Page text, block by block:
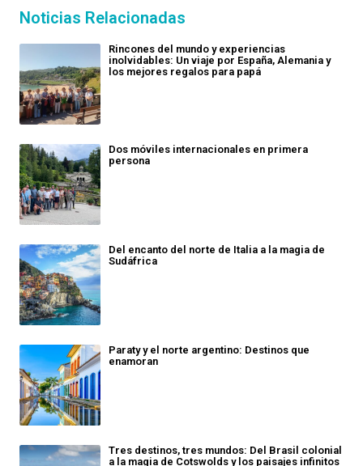
Noticias Relacionadas
Rincones del mundo y experiencias
inolvidables: Un viaje por España, Alemania y
los mejores regalos para papá
Dos móviles internacionales en primera
persona
Del encanto del norte de Italia a la magia de
Sudáfrica
Paraty y el norte argentino: Destinos que
enamoran
Tres destinos, tres mundos: Del Brasil colonial
a la magia de Cotswolds y los paisajes infinitos